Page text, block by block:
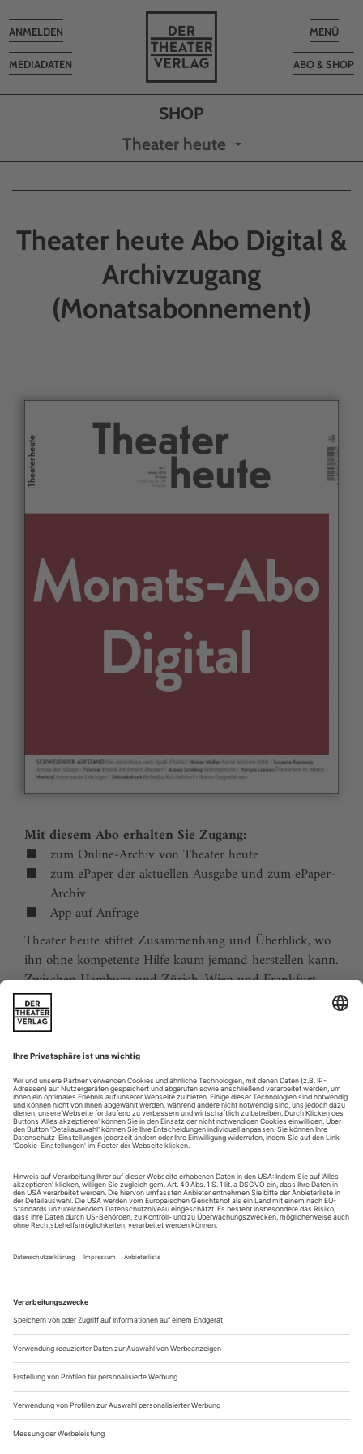
Toggle
MENÜ
ABO & SHOP
MEDIADATEN
Toggle
navigation
ANMELDEN
Theater heute
Theater heute Abo Digital &
Archivzugang
(Monatsabonnement)
Mit diesem Abo erhalten Sie Zugang:
zum Online-Archiv von Theater heute
zum ePaper der aktuellen Ausgabe und zum ePaper-
Archiv
App auf Anfrage
Theater heute stiftet Zusammenhang und Überblick, wo
ihn ohne kompetente Hilfe kaum jemand herstellen kann.
Zwischen Hamburg und Zürich, Wien und Frankfurt,
Jena und Aachen gibt es wie nirgends auf der Welt eine
dichte, vielfältige und produktive Theaterszene. Mit
Theater heute sind Sie jederzeit über die wichtigsten
Ereignisse informiert. Theater heute erscheint 12-mal im
Jahr mit einem Doppelheft im Juli und dem Jahrbuch im
August.
Sie erhalten Zugang zum Online-Archiv von Theater
heute und können sowohl das aktuelle ePaper als auch
das ePaper-Archiv über Ihren Account auf www.der-
theaterverlag.de einsehen. Zugang zur App auf Anfrage.
Das Abonnement hat eine Laufzeit von einem Monat und
verlängert sich jeweils um einen weiteren Monat, sofern
es nicht vom Kunden auf der Seite „Mein Konto/Meine
Bestellungen“ auf www.der-theaterverlag.de gekündigt
in Kraft.
Aus steuerlichen Gründen abweichende Preise für Käufe
außerhalb Deutschlands (Endpreis vor Auslösen der Bestellung
ersichtlich)